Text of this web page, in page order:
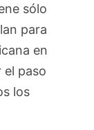
sólo
para
en
el paso
los